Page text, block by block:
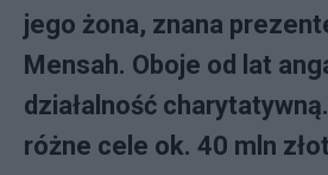
jego żona, znana
Mensah. Oboje od lat
działalność
różne cele ok. 40 mln